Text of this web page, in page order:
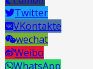
Twitter
VKontakte
wechat
Weibo
WhatsApp